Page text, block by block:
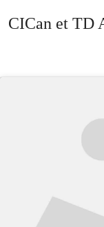
CICan et TD